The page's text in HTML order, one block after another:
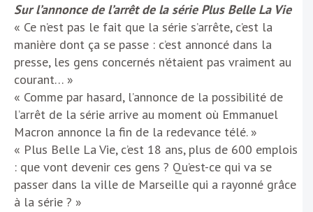
Sur l’annonce de l’arrêt de la série Plus Belle La Vie
« Ce n’est pas le fait que la série s’arrête, c’est la
manière dont ça se passe : c’est annoncé dans la
presse, les gens concernés n’étaient pas vraiment au
courant… »
« Comme par hasard, l’annonce de la possibilité de
l’arrêt de la série arrive au moment où Emmanuel
Macron annonce la fin de la redevance télé. »
« Plus Belle La Vie, c’est 18 ans, plus de 600 emplois
: que vont devenir ces gens ? Qu’est-ce qui va se
passer dans la ville de Marseille qui a rayonné grâce
à la série ? »